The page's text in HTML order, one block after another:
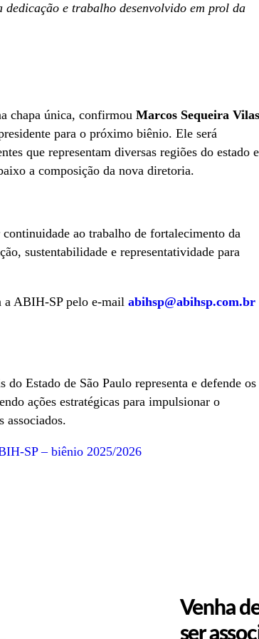
dedicação e trabalho desenvolvido em prol da
chapa única, confirmou Marcos Sequeira Vilas
para o próximo biênio. Ele será
que representam diversas regiões do estado e
a composição da nova diretoria.
ao trabalho de fortalecimento da
sustentabilidade e representatividade para
a ABIH-SP pelo e-mail abihsp@abihsp.com.br
Estado de São Paulo representa e defende os
ações estratégicas para impulsionar o
associados.
SP – biênio 2025/2026
Venha
ser